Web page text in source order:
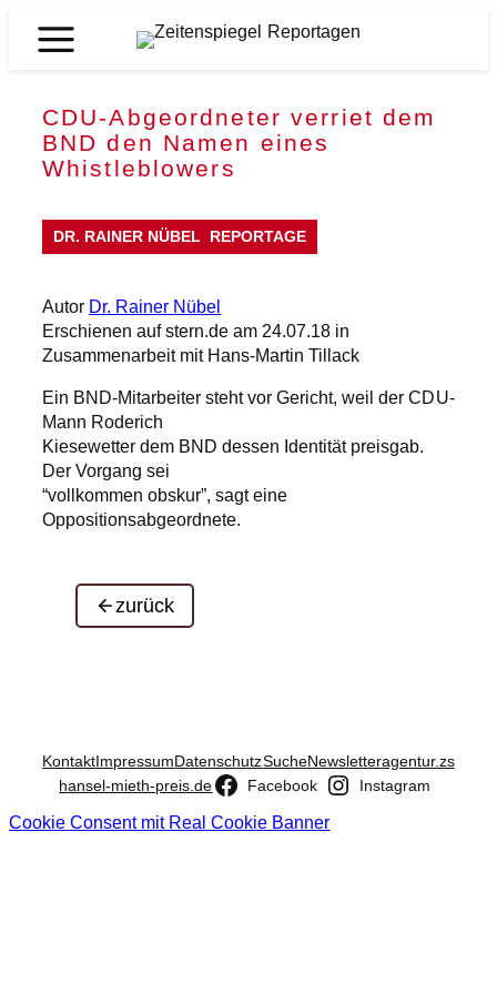
Inhalt
Zeitenspiegel
CDU-Abgeordneter verriet dem
BND den Namen eines
Whistleblowers
DR. RAINER NÜBEL REPORTAGE
Autor Dr. Rainer Nübel
Erschienen auf stern.de am 24.07.18 in
Zusammenarbeit mit Hans-Martin Tillack
Ein BND-Mitarbeiter steht vor Gericht, weil der CDU-
Mann Roderich
Kiesewetter dem BND dessen Identität preisgab.
Der Vorgang sei
“vollkommen obskur”, sagt eine
Oppositionsabgeordnete.
zurück
KontaktImpressumDatenschutzSucheNewsletteragentur.zs
hansel-mieth-preis.de
Facebook Instagram
Cookie Consent mit Real Cookie Banner